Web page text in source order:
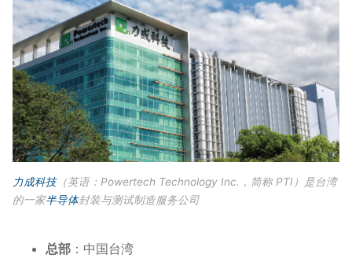
力成科技（英语：Powertech Technology Inc.，简称 PTI）是台湾
的一家半导体封装与测试制造服务公司
总部：中国台湾